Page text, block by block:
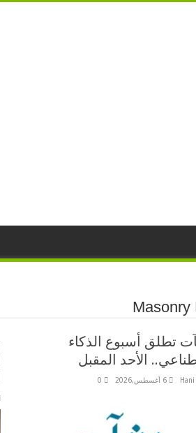
Masonry
تطلق أسبوع الذكاء
الأحد المقبل
6 أغسطس,2026 0